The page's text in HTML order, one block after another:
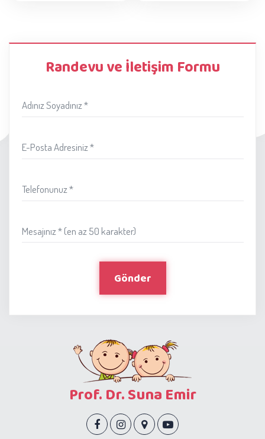
Randevu ve İletişim Formu
Adınız Soyadınız *
E-Posta Adresiniz *
Telefonunuz *
Mesajınız * (en az 50 karakter)
Gönder
Prof. Dr. Suna Emir